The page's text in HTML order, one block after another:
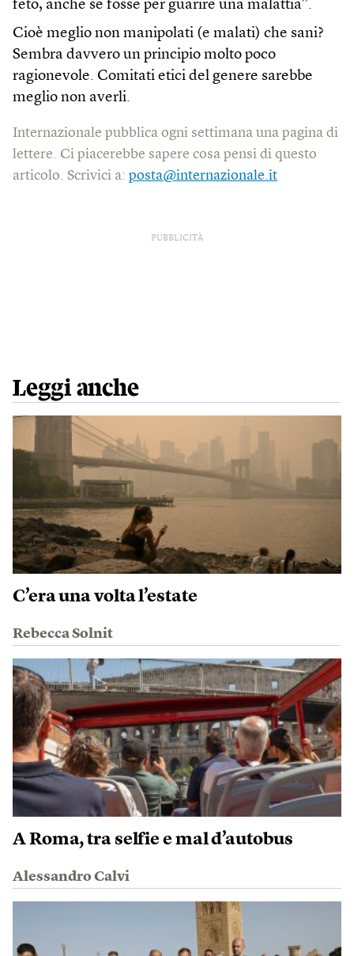
feto, anche se fosse per guarire una malattia”.
Cioè meglio non manipolati (e malati) che sani?
Sembra davvero un principio molto poco
ragionevole. Comitati etici del genere sarebbe
meglio non averli.
Internazionale pubblica ogni settimana una pagina di
lettere. Ci piacerebbe sapere cosa pensi di questo
articolo. Scrivici a: posta@internazionale.it
PUBBLICITÀ
Leggi anche
C’era una volta l’estate
Rebecca Solnit
A Roma, tra selfie e mal d’autobus
Alessandro Calvi